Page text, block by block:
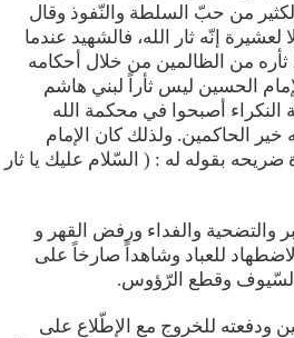
من حبّ السلطة والنّفوذ وقال
إنّه ثار الله، فالشهيد عندما
ثأره من الظالمين من خلال أحكامه
الحسين ليس ثأراً لبني هاشم
النكراء أصبحوا في محكمة الله
الحاكمين. ولذلك كان الإمام
بقوله له : ( السّلام عليك يا ثار
والتضحية والفداء ورفض القهر و
للعباد وشاهداً صارخاً على
وقطع الرّؤوس.
ودفعته للخروج مع الإطّلاع على